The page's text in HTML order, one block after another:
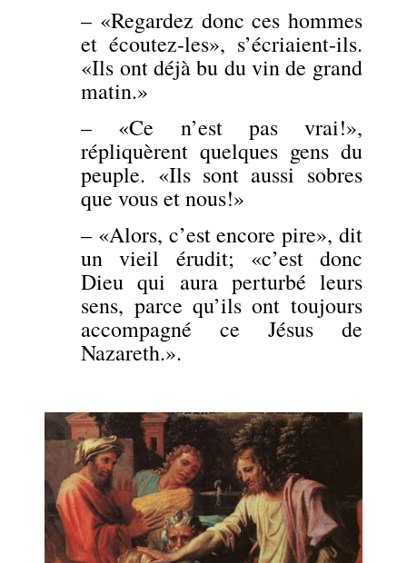
– «Regardez donc ces hommes
et écoutez-les», s’écriaient-ils.
«Ils ont déjà bu du vin de grand
matin.»
– «Ce n’est pas vrai!»,
répliquèrent quelques gens du
peuple. «Ils sont aussi sobres
que vous et nous!»
– «Alors, c’est encore pire», dit
un vieil érudit; «c’est donc
Dieu qui aura perturbé leurs
sens, parce qu’ils ont toujours
accompagné ce Jésus de
Nazareth.».